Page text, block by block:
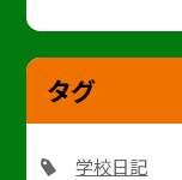
タグ
学校日記